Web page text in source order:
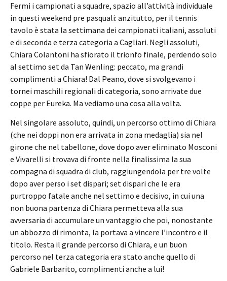
Fermi i campionati a squadre, spazio all’attività individuale
in questi weekend pre pasquali: anzitutto, per il tennis
tavolo è stata la settimana dei campionati italiani, assoluti
e di seconda e terza categoria a Cagliari. Negli assoluti,
Chiara Colantoni ha sfiorato il trionfo finale, perdendo solo
al settimo set da Tan Wenling: peccato, ma grandi
complimenti a Chiara! Dal Peano, dove si svolgevano i
tornei maschili regionali di categoria, sono arrivate due
coppe per Eureka. Ma vediamo una cosa alla volta.
Nel singolare assoluto, quindi, un percorso ottimo di Chiara
(che nei doppi non era arrivata in zona medaglia) sia nel
girone che nel tabellone, dove dopo aver eliminato Mosconi
e Vivarelli si trovava di fronte nella finalissima la sua
compagna di squadra di club, raggiungendola per tre volte
dopo aver perso i set dispari; set dispari che le era
purtroppo fatale anche nel settimo e decisivo, in cui una
non buona partenza di Chiara permetteva alla sua
avversaria di accumulare un vantaggio che poi, nonostante
un abbozzo di rimonta, la portava a vincere l’incontro e il
titolo. Resta il grande percorso di Chiara, e un buon
percorso nel terza categoria era stato anche quello di
Gabriele Barbarito, complimenti anche a lui!